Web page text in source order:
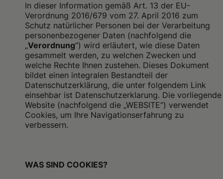
In dieser Information gemäß Art. 13 der EU-
Verordnung 2016/679 vom 27. April 2016 zum
Schutz natürlicher Personen bei der Verarbeitung
personenbezogener Daten (nachfolgend die
„Verordnung“) wird erläutert, wie diese Daten
gesammelt werden, zu welchen Zwecken und
welche Rechte Ihnen zustehen. Dieses Dokument
bildet einen integralen Bestandteil der
Datenschutzerklärung, die unter folgendem Link
einsehbar ist Datenschutzerklarung. Die vorliegende
Website (nachfolgend die „WEBSITE“) verwendet
Cookies, um Ihre Navigationserfahrung zu
verbessern.
WAS SIND COOKIES?